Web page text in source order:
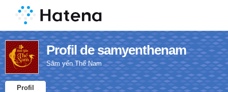
Profil de samyenthenam
Sâm yến Thế Nam
Profil